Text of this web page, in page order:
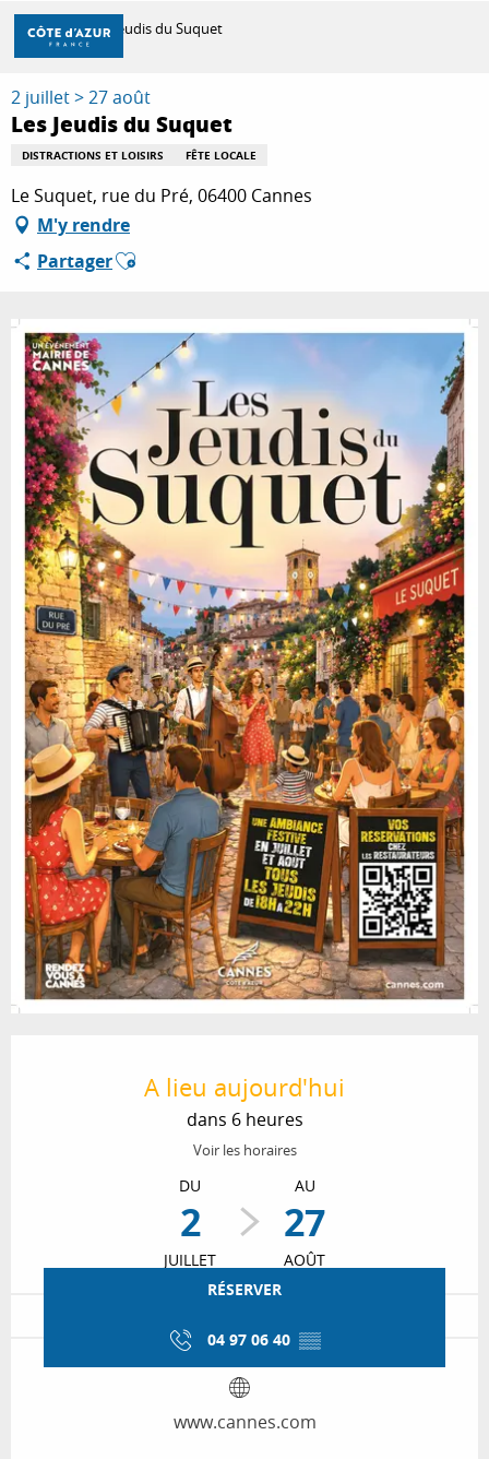
Aller
contenu
principal
DÉCOUVRIR
À FAIRE
SÉJOURNER
Accueil Les Jeudis du Suquet
2 juillet > 27 août
Les Jeudis du Suquet
DISTRACTIONS ET LOISIRS FÊTE LOCALE
Le Suquet, rue du Pré, 06400 Cannes
M'y rendre
PartagerAjouter aux favoris
A lieu aujourd'hui
dans 6 heures
Voir les horaires
DU
2
JUILLET
AU
27
AOÛT
RÉSERVER
04 97 06 40 ▒▒
www.cannes.com